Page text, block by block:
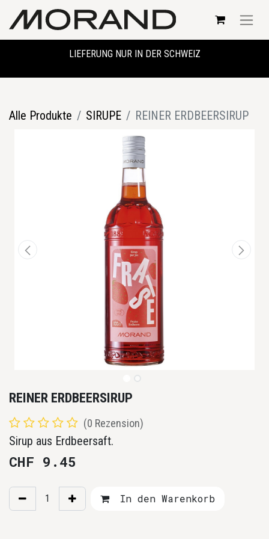
LIEFERUNG NUR IN DER SCHWEIZ
Alle Produkte SIRUPE REINER ERDBEERSIRUP
REINER ERDBEERSIRUP
(0 Rezension)
Sirup aus Erdbeersaft.
CHF 9.45
In den Warenkorb